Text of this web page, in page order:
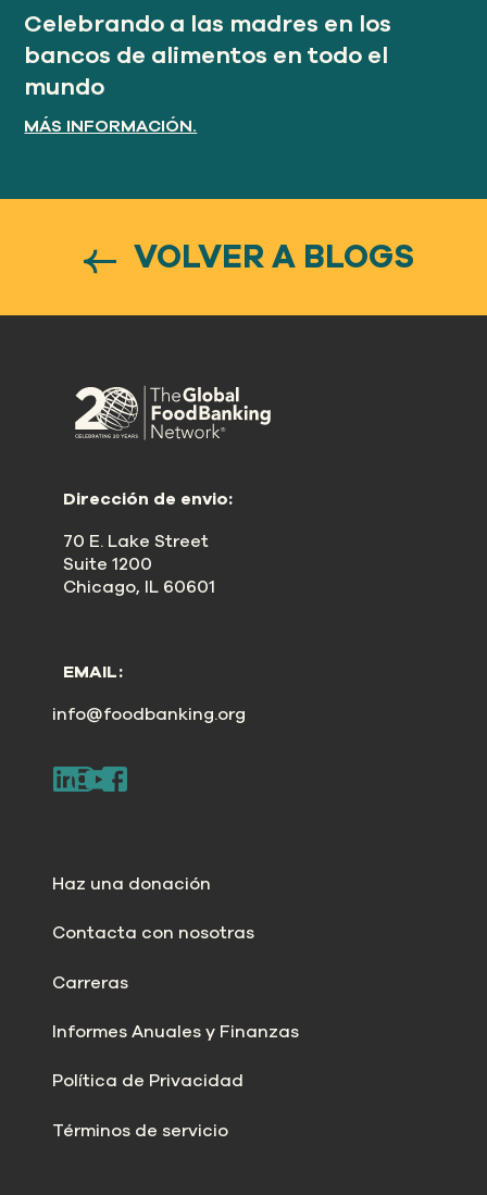
Celebrando a las madres en los
bancos de alimentos en todo el
mundo
MÁS INFORMACIÓN.
VOLVER A BLOGS
Dirección de envio:
70 E. Lake Street
Suite 1200
Chicago, IL 60601
EMAIL:
info@foodbanking.org
Haz una donación
Contacta con nosotras
Carreras
Informes Anuales y Finanzas
Política de Privacidad
Términos de servicio